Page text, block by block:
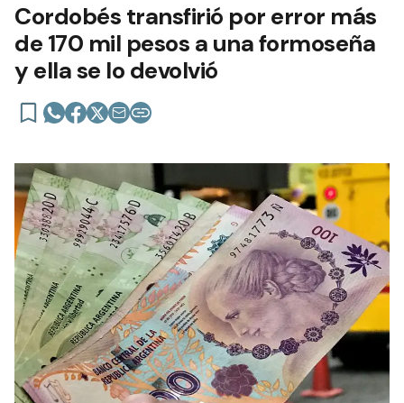
Cordobés transfirió por error más
de 170 mil pesos a una formoseña
y ella se lo devolvió